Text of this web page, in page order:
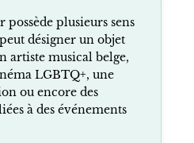
possède plusieurs sens
désigner un objet
artiste musical belge,
LGBTQ+, une
ou encore des
à des événements